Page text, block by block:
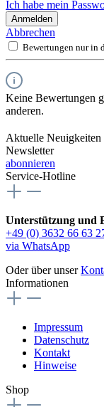
Ich habe mein
Anmelden
Abbrechen
Bewertungen nur in
Keine Bewertungen
anderen.
Aktuelle Neuigkeiten
Newsletter
abonnieren
Service-Hotline
Unterstützung und
+49 (0) 3632 66 63
via WhatsApp
Oder über unser
Informationen
Impressum
Datenschutz
Kontakt
Hinweise
Shop